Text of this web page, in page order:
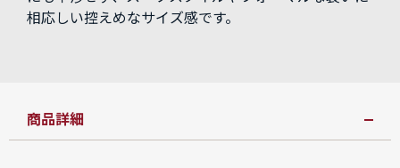
相応しい控えめなサイズ感です。
商品詳細